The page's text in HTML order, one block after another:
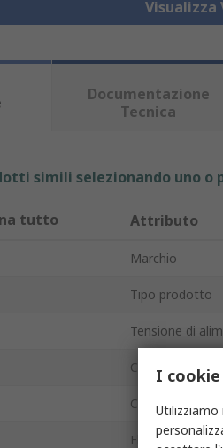
Visualizza
Documentazione
Tecnica
simili selezionando uno
tutto Attributo
Marchio
Tipo prodotto
Tensione di
Consumo
Corrente
Flusso d'aria
I